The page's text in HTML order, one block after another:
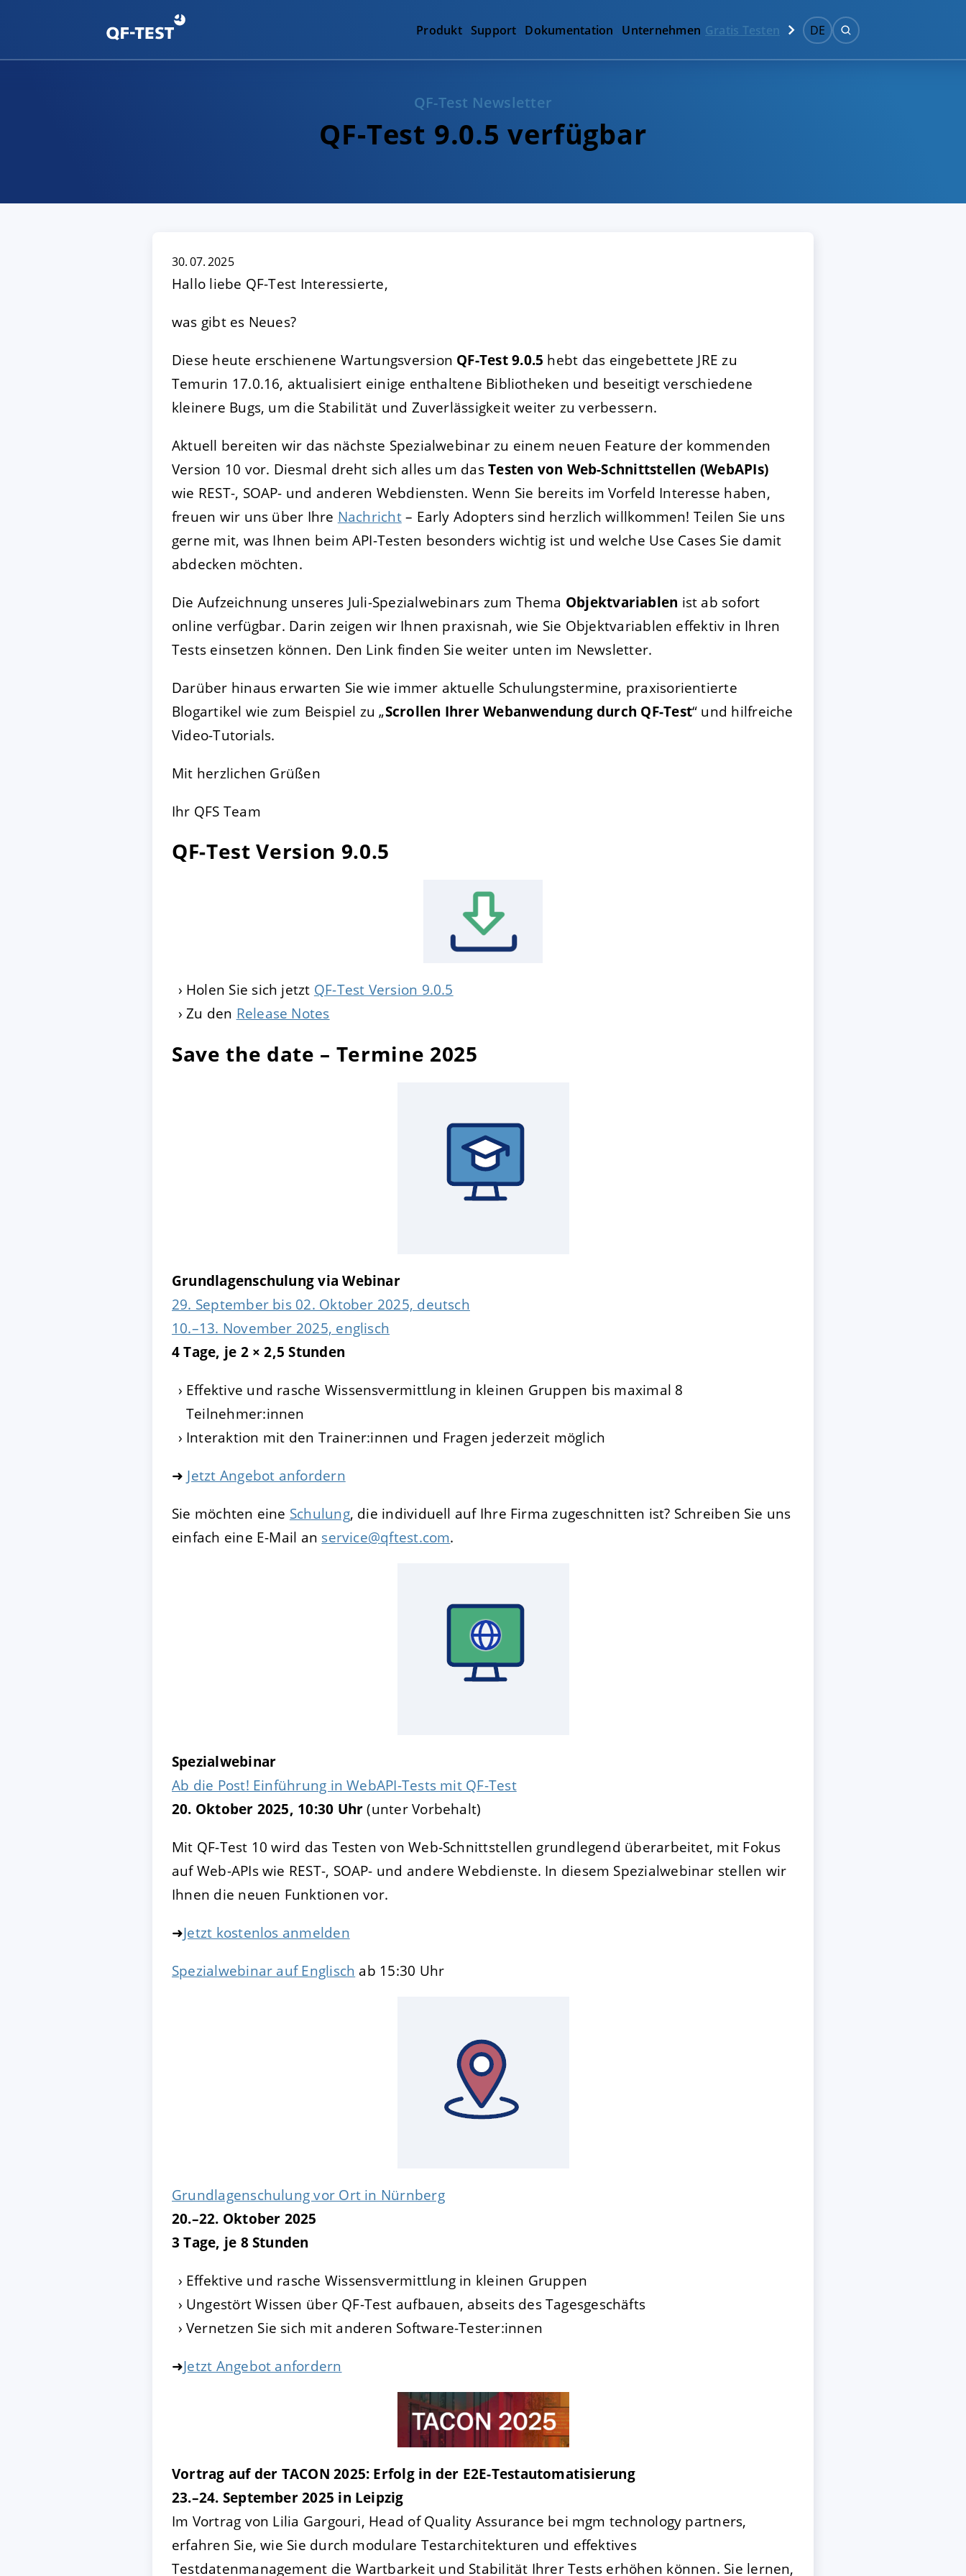
Produkt Support Dokumentation Unternehmen Gratis Testen DE
QF-Test Newsletter
QF-Test 9.0.5 verfügbar
30. 07. 2025
Hallo liebe QF-Test Interessierte,
was gibt es Neues?
Diese heute erschienene Wartungsversion QF-Test 9.0.5 hebt das eingebettete JRE zu
Temurin 17.0.16, aktualisiert einige enthaltene Bibliotheken und beseitigt verschiedene
kleinere Bugs, um die Stabilität und Zuverlässigkeit weiter zu verbessern.
Aktuell bereiten wir das nächste Spezialwebinar zu einem neuen Feature der kommenden
Version 10 vor. Diesmal dreht sich alles um dasTesten von Web-Schnittstellen (WebAPIs)
wie REST-, SOAP- und anderen Webdiensten. Wenn Sie bereits im Vorfeld Interesse haben,
freuen wir uns über Ihre Nachricht– Early Adopters sind herzlich willkommen! Teilen Sie uns
gerne mit, was Ihnen beim API-Testen besonders wichtig ist und welche Use Cases Sie damit
abdecken möchten.
Die Aufzeichnung unseres Juli-Spezialwebinars zum Thema Objektvariablen ist ab sofort
online verfügbar. Darin zeigen wir Ihnen praxisnah, wie Sie Objektvariablen effektiv in Ihren
Tests einsetzen können. Den Link finden Sie weiter unten im Newsletter.
Darüber hinaus erwarten Sie wie immer aktuelle Schulungstermine, praxisorientierte
Blogartikel wie zum Beispiel zu „Scrollen Ihrer Webanwendung durch QF-Test“ und hilfreiche
Video-Tutorials.
Mit herzlichen Grüßen
Ihr QFS Team
QF-Test Version 9.0.5
Holen Sie sich jetzt QF-Test Version 9.0.5
Zu den Release Notes
Save the date – Termine 2025
Grundlagenschulung via Webinar
29. September bis 02. Oktober 2025, deutsch
10.–13. November 2025, englisch
4 Tage, je 2 × 2,5 Stunden
Effektive und rasche Wissensvermittlung in kleinen Gruppen bis maximal 8
Teilnehmer:innen
Interaktion mit den Trainer:innen und Fragen jederzeit möglich
➜ Jetzt Angebot anfordern
Sie möchten eine Schulung, die individuell auf Ihre Firma zugeschnitten ist? Schreiben Sie uns
einfach eine E-Mail an service@qftest.com.
Spezialwebinar
Ab die Post! Einführung in WebAPI-Tests mit QF-Test
20. Oktober 2025, 10:30 Uhr(unter Vorbehalt)
Mit QF-Test 10 wird das Testen von Web-Schnittstellen grundlegend überarbeitet, mit Fokus
auf Web-APIs wie REST-, SOAP- und andere Webdienste. In diesem Spezialwebinar stellen wir
Ihnen die neuen Funktionen vor.
➜Jetzt kostenlos anmelden
Spezialwebinar auf Englisch ab 15:30 Uhr
Grundlagenschulung vor Ort in Nürnberg
20.–22. Oktober 2025
3 Tage, je 8 Stunden
Effektive und rasche Wissensvermittlung in kleinen Gruppen
Ungestört Wissen über QF-Test aufbauen, abseits des Tagesgeschäfts
Vernetzen Sie sich mit anderen Software-Tester:innen
➜Jetzt Angebot anfordern
Vortrag auf der TACON 2025: Erfolg in der E2E-Testautomatisierung
23.–24. September 2025 in Leipzig
Im Vortrag von Lilia Gargouri, Head of Quality Assurance bei mgm technology partners,
erfahren Sie, wie Sie durch modulare Testarchitekturen und effektives
Testdatenmanagement die Wartbarkeit und Stabilität Ihrer Tests erhöhen können. Sie lernen,
AKZEPTIEREN KONFIGURIEREN ABLEHNEN
Impressum |Datenschutz